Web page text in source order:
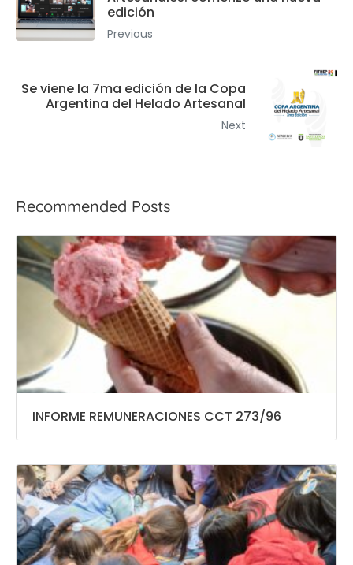
edición
Previous
Se viene la 7ma edición de la Copa
Argentina del Helado Artesanal
Next
Recommended Posts
INFORME REMUNERACIONES CCT 273/96